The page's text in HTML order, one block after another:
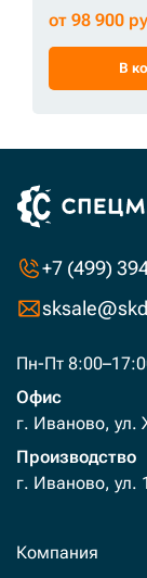
от 98 900
В
+7 (499)
Пн-Пт
Офис
г. Иваново, ул.
Производство
г. Иваново, ул.
Компания